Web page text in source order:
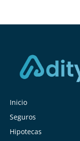
Inicio
Seguros
Hipotecas